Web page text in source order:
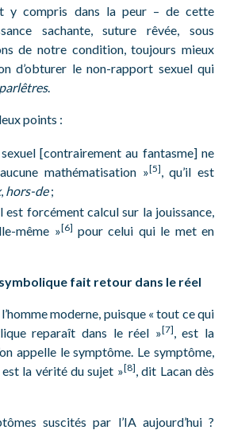
y compris dans la peur – de cette
sachante, suture rêvée, sous
de notre condition, toujours mieux
d’obturer le non-rapport sexuel qui
parlêtres.
points :
[contrairement au fantasme] ne
mathématisation »[5], qu’il est
, hors-de;
est forcément calcul sur la jouissance,
même »[6] pour celui qui le met en
fait retour dans le réel
moderne, puisque « tout ce qui
reparaît dans le réel »[7], est la
appelle le symptôme. Le symptôme,
la vérité du sujet »[8], dit Lacan dès
suscités par l’IA aujourd’hui ?